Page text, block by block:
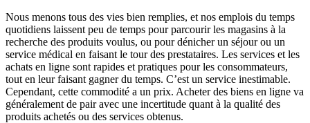
Nous menons tous des vies bien remplies, et nos emplois du temps
quotidiens laissent peu de temps pour parcourir les magasins à la
recherche des produits voulus, ou pour dénicher un séjour ou un
service médical en faisant le tour des prestataires. Les services et les
achats en ligne sont rapides et pratiques pour les consommateurs,
tout en leur faisant gagner du temps. C’est un service inestimable.
Cependant, cette commodité a un prix. Acheter des biens en ligne va
généralement de pair avec une incertitude quant à la qualité des
produits achetés ou des services obtenus.